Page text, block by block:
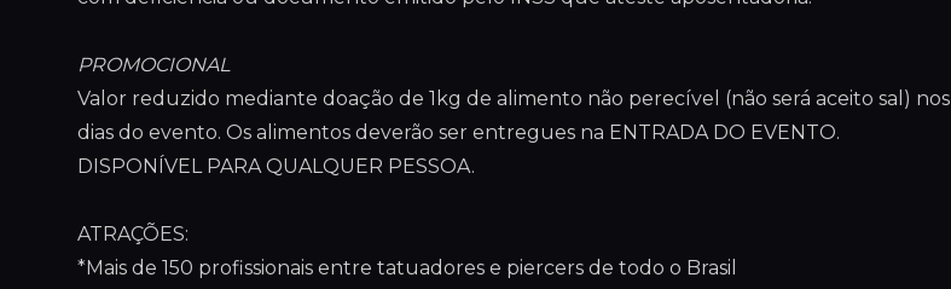
PROMOCIONAL
Valor reduzido mediante doação de 1kg de alimento não perecível (não será aceito sal) nos
dias do evento. Os alimentos deverão ser entregues na ENTRADA DO EVENTO.
DISPONÍVEL PARA QUALQUER PESSOA.
ATRAÇÕES:
*Mais de 150 profissionais entre tatuadores e piercers de todo o Brasil